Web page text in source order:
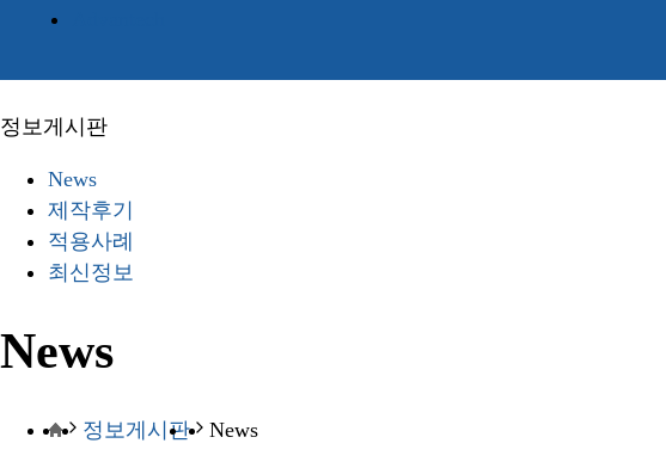
정보게시판
News
제작후기
적용사례
최신정보
News
정보게시판 News